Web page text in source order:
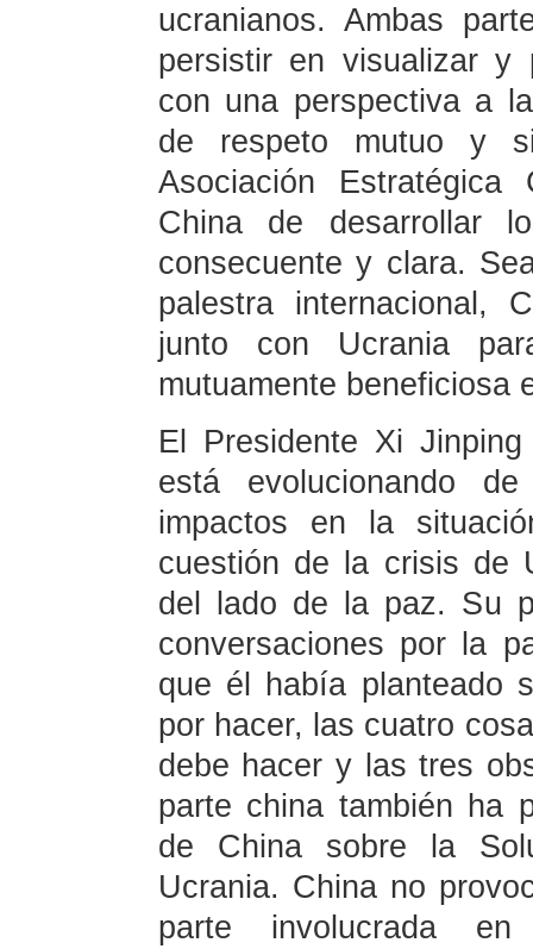
ucranianos. Ambas
persistir en visualizar y
con una perspectiva a
de respeto mutuo y
Asociación Estratégica
China de desarrollar
consecuente y clara.
palestra internacional,
junto con Ucrania
mutuamente beneficiosa
El Presidente Xi
está evolucionando
impactos en la
cuestión de la crisis de
del lado de la paz. Su
conversaciones por la
que él había planteado
por hacer, las cuatro
debe hacer y las tres
parte china también ha
de China sobre la
Ucrania. China no
parte involucrada